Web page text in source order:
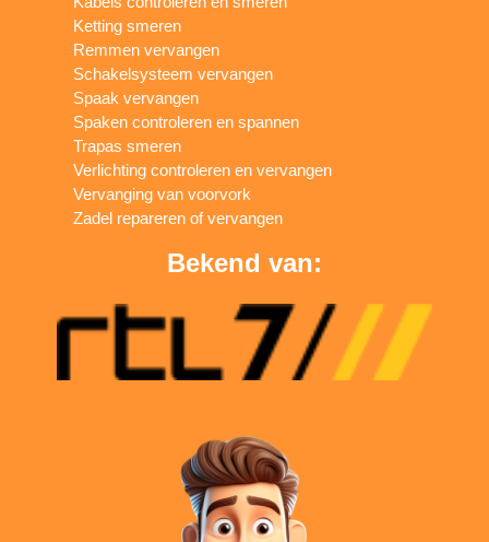
Ketting smeren
Remmen vervangen
Schakelsysteem vervangen
Spaak vervangen
Spaken controleren en spannen
Trapas smeren
Verlichting controleren en vervangen
Vervanging van voorvork
Zadel repareren of vervangen
Bekend van: